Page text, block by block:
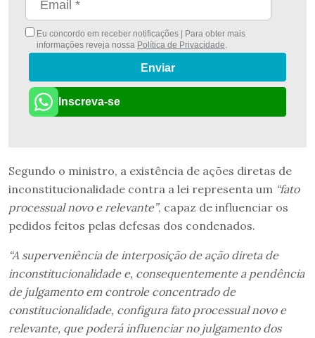
Eu concordo em receber notificações | Para obter mais
informações reveja nossa Política de Privacidade
Enviar
Inscreva-se
Segundo o ministro, a existência de ações diretas de
inconstitucionalidade contra a lei representa um “fato
processual novo e relevante”, capaz de influenciar os
pedidos feitos pelas defesas dos condenados.
“A superveniência de interposição de ação direta de
inconstitucionalidade e, consequentemente a pendência
de julgamento em controle concentrado de
constitucionalidade, configura fato processual novo e
relevante, que poderá influenciar no julgamento dos